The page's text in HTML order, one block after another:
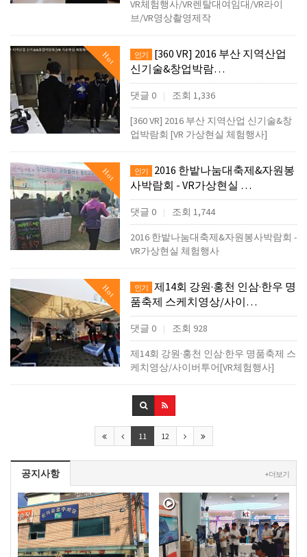
VR체험행사/VR렌탈대여임대/VR라이
브/VR영상촬영제작
Hot 인기
[360 VR] 2016 부산 지역산업
신기술&창업박람…
댓글 0 조회 1,336
[360 VR] 2016 부산 지역산업 신기술&창
업박람회 [VR 가상현실 체험행사]
Hot 인기
2016 한밭나눔대축제&자원봉
사박람회 - VR가상현실 …
댓글 0 조회 1,744
2016 한밭나눔대축제&자원봉사박람회 -
VR가상현실 체험행사
Hot 인기
제14회 강원·홍천 인삼·한우 명
품축제 스케치영상/사이…
댓글 0 조회 928
제14회 강원·홍천 인삼·한우 명품축제 스
케치영상/사이버투어[VR체험행사]
11 12
공지사항 + 더보기